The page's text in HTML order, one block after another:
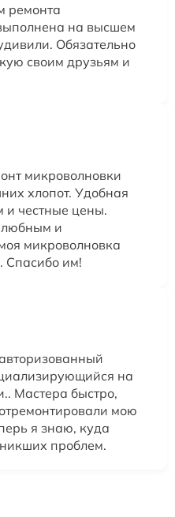
ремонта
на высшем
Обязательно
своим друзьям и
микроволновки
хлопот. Удобная
и честные цены.
и
микроволновка
Спасибо им!
на
Мастера быстро,
мою
я знаю, куда
проблем.